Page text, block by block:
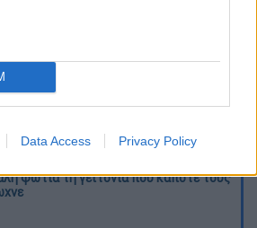
Data Access Privacy Policy
20019 έπαιξε στους
(2021-2024), Γουίζαρντς
(2025).
φωτιά τη γειτονιά που κάποτε τους